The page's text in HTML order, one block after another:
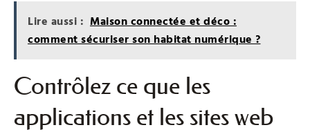
Lire aussi : Maison connectée et déco :
comment sécuriser son habitat numérique ?
Contrôlez ce que les
applications et les sites web